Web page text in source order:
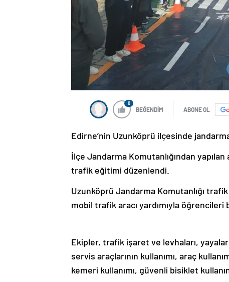
0
BEĞENDİM ABONE OL
Edirne’nin Uzunköprü ilçesinde
İlçe Jandarma Komutanlığından
trafik eğitimi düzenlendi.
Uzunköprü Jandarma Komutanlığı
mobil trafik aracı yardımıyla öğrencileri
Ekipler, trafik işaret ve levhaları,
servis araçlarının kullanımı, araç
kemeri kullanımı, güvenli bisiklet